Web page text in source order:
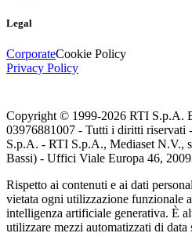
Legal
CorporateCookie Policy
Privacy Policy
Copyright © 1999-2026 RTI S.p.A.
03976881007 - Tutti i diritti riservati
S.p.A. - RTI S.p.A., Mediaset N.V.,
Bassi) - Uffici Viale Europa 46,
Rispetto ai contenuti e ai dati
vietata ogni utilizzazione funzionale
intelligenza artificiale generativa. È
utilizzare mezzi automatizzati di data